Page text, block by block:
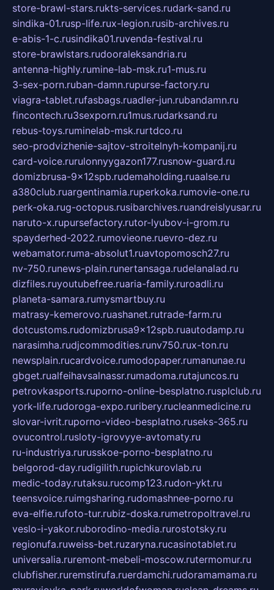
store-brawl-stars.rukts-services.rudark-sand.ru
sindika-01.rusp-life.rux-legion.rusib-archives.ru
e-abis-1-c.rusindika01.ruvenda-festival.ru
store-brawlstars.rudooraleksandria.ru
antenna-highly.rumine-lab-msk.ru1-mus.ru
3-sex-porn.ruban-damn.rupurse-factory.ru
viagra-tablet.rufasbags.ruadler-jun.rubandamn.ru
fincontech.ru3sexporn.ru1mus.rudarksand.ru
rebus-toys.ruminelab-msk.rurtdco.ru
seo-prodvizhenie-sajtov-stroitelnyh-kompanij.ru
card-voice.rurulonnyygazon177.rusnow-guard.ru
domizbrusa-9x12spb.rudemaholding.ruaalse.ru
a380club.ruargentinamia.ruperkoka.rumovie-one.ru
perk-oka.rug-octopus.rusibarchives.ruandreislyusar.ru
naruto-x.rupursefactory.rutor-lyubov-i-grom.ru
spayderhed-2022.rumovieone.ruevro-dez.ru
webamator.ruma-absolut1.ruavtopomosch27.ru
nv-750.runews-plain.runertansaga.rudelanalad.ru
dizfiles.ruyoutubefree.ruaria-family.ruroadli.ru
planeta-samara.rumysmartbuy.ru
matrasy-kemerovo.ruashanet.rutrade-farm.ru
dotcustoms.rudomizbrusa9x12spb.ruautodamp.ru
narasimha.rudjcommodities.runv750.rux-ton.ru
newsplain.rucardvoice.rumodopaper.rumanunae.ru
gbget.rualfeihavsalnassr.rumadoma.rutajuncos.ru
petrovkasports.ruporno-online-besplatno.rusplclub.ru
york-life.rudoroga-expo.ruribery.rucleanmedicine.ru
slovar-ivrit.ruporno-video-besplatno.ruseks-365.ru
ovucontrol.rusloty-igrovyye-avtomaty.ru
ru-industriya.rurusskoe-porno-besplatno.ru
belgorod-day.rudigilith.rupichkurovlab.ru
medic-today.rutaksu.rucomp123.rudon-ykt.ru
teensvoice.ruimgsharing.rudomashnee-porno.ru
eva-elfie.rufoto-tur.rubiz-doska.rumetropoltravel.ru
veslo-i-yakor.ruborodino-media.rurostotsky.ru
regionufa.ruweiss-bet.ruzaryna.rucasinotablet.ru
universalia.ruremont-mebeli-moscow.rutermomur.ru
clubfisher.ruremstirufa.ruerdamchi.rudoramamama.ru